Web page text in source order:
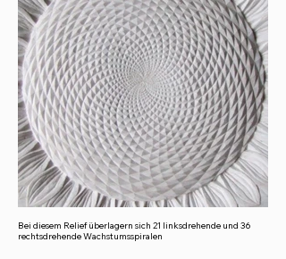
Bei diesem Relief überlagern sich 21 linksdrehende und 36
rechtsdrehende Wachstumsspiralen